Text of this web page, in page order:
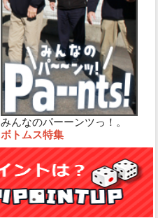
みんなのパーーンツっ！。
ボトムス特集